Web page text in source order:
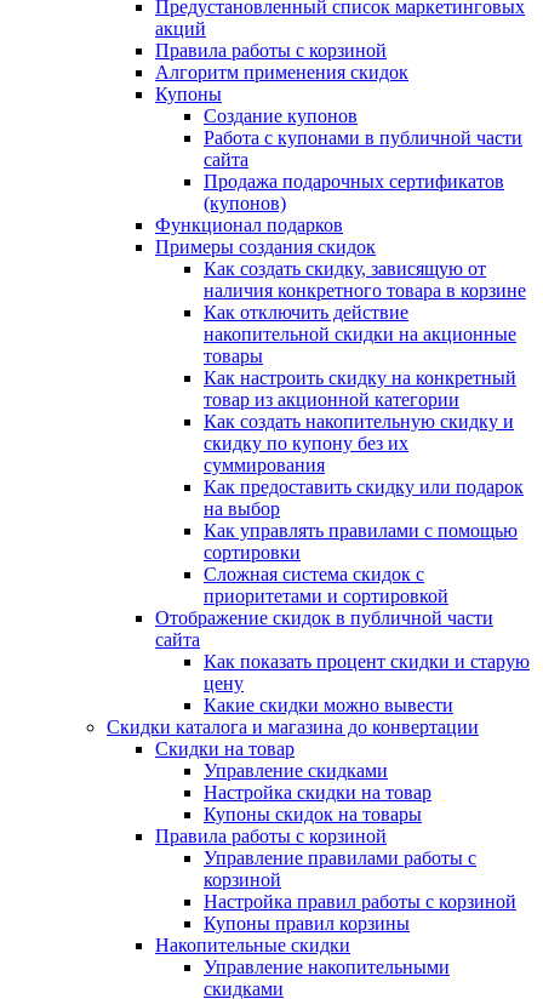
Предустановленный список маркетинговых
акций
Правила работы с корзиной
Алгоритм применения скидок
Купоны
Создание купонов
Работа с купонами в публичной части
сайта
Продажа подарочных сертификатов
(купонов)
Функционал подарков
Примеры создания скидок
Как создать скидку, зависящую от
наличия конкретного товара в корзине
Как отключить действие
накопительной скидки на акционные
товары
Как настроить скидку на конкретный
товар из акционной категории
Как создать накопительную скидку и
скидку по купону без их
суммирования
Как предоставить скидку или подарок
на выбор
Как управлять правилами с помощью
сортировки
Сложная система скидок с
приоритетами и сортировкой
Отображение скидок в публичной части
сайта
Как показать процент скидки и старую
цену
Какие скидки можно вывести
Скидки каталога и магазина до конвертации
Скидки на товар
Управление скидками
Настройка скидки на товар
Купоны скидок на товары
Правила работы с корзиной
Управление правилами работы с
корзиной
Настройка правил работы с корзиной
Купоны правил корзины
Накопительные скидки
Управление накопительными
скидками